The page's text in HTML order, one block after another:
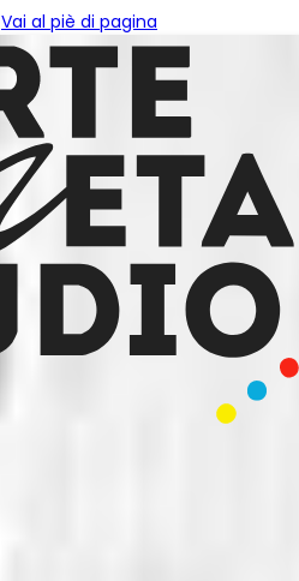
Vai al piè di pagina